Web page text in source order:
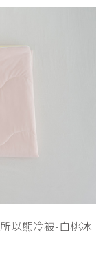
以熊冷被-白桃冰